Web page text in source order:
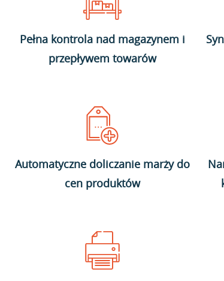
Pełna kontrola nad magazynem i
przepływem towarów
Automatyczne doliczanie marży do
cen produktów